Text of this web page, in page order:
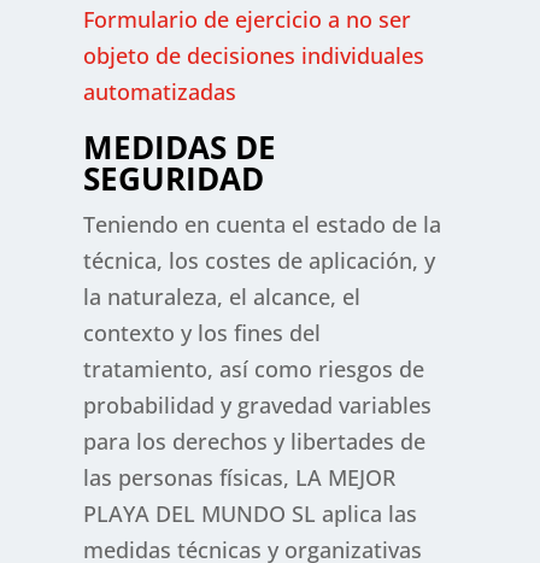
Formulario de ejercicio a no ser
objeto de decisiones individuales
automatizadas
MEDIDAS DE
SEGURIDAD
Teniendo en cuenta el estado de la
técnica, los costes de aplicación, y
la naturaleza, el alcance, el
contexto y los fines del
tratamiento, así como riesgos de
probabilidad y gravedad variables
para los derechos y libertades de
las personas físicas, LA MEJOR
PLAYA DEL MUNDO SL aplica las
medidas técnicas y organizativas